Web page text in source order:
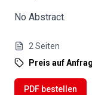
No Abstract.
2 Seiten
Preis auf
PDF bestellen